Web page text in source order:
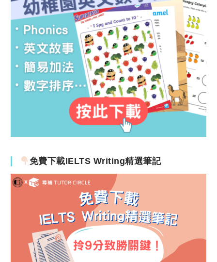
免費下載IELTS Writing精選筆記